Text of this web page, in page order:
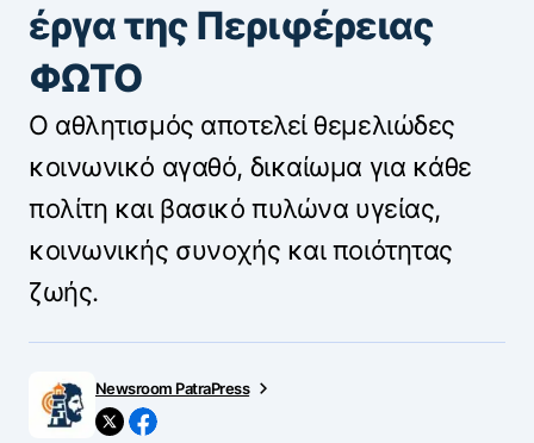
έργα της Περιφέρειας
ΦΩΤΟ
Ο αθλητισμός αποτελεί θεμελιώδες
κοινωνικό αγαθό, δικαίωμα για κάθε
πολίτη και βασικό πυλώνα υγείας,
κοινωνικής συνοχής και ποιότητας
ζωής.
Newsroom PatraPress